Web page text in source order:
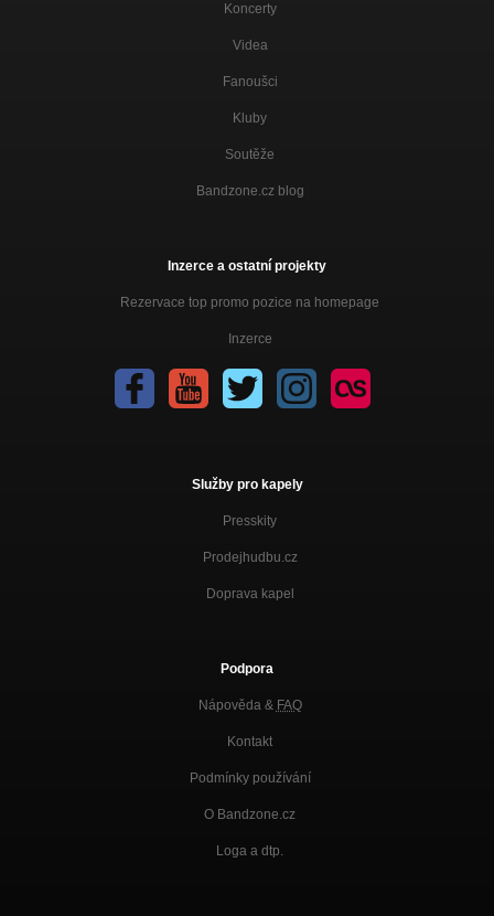
Koncerty
Videa
Fanoušci
Kluby
Soutěže
Bandzone.cz blog
Inzerce a ostatní projekty
Rezervace top promo pozice na homepage
Inzerce
Služby pro kapely
Presskity
Prodejhudbu.cz
Doprava kapel
Podpora
Nápověda & FAQ
Kontakt
Podmínky používání
O Bandzone.cz
Loga a dtp.